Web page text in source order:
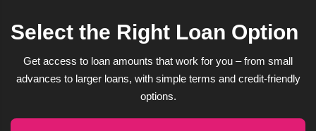
Select the Right Loan Option
Get access to loan amounts that work for you – from small
advances to larger loans, with simple terms and credit-friendly
options.